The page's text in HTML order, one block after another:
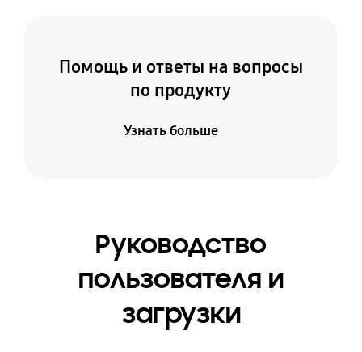
Помощь и ответы на вопросы
по продукту
Узнать больше
Руководство
пользователя и
загрузки